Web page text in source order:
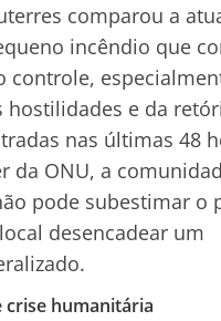
comparou a
incêndio que
controle,
hostilidades e da
nas últimas 48
da ONU, a
pode subestimar o
desencadear um
crise humanitária